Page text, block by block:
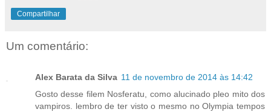
Compartilhar
Um comentário:
Alex Barata da Silva 11 de novembro de 2014 às 14:42
Gosto desse filem Nosferatu, como alucinado pleo mito dos
vampiros. lembro de ter visto o mesmo no Olympia tempos